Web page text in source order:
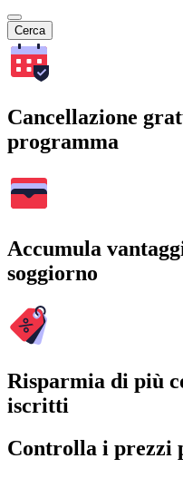
Cerca
Cancellazione
programma
Accumula
soggiorno
Risparmia di più
iscritti
Controlla i prezzi